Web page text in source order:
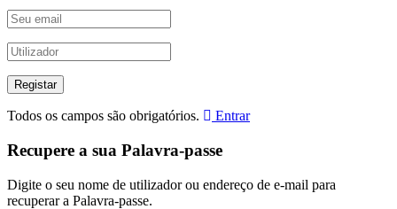
Todos os campos são obrigatórios. Entrar
Recupere a sua Palavra-passe
Digite o seu nome de utilizador ou endereço de e-mail para
recuperar a Palavra-passe.